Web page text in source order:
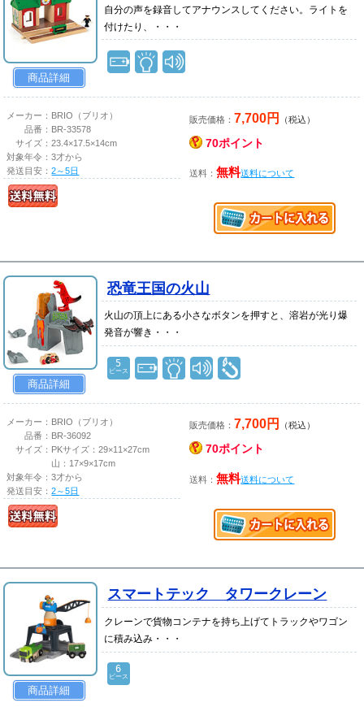
商品詳細
自分の声を録音してアナウンスしてください。ライトを
付けたり、・・・
メーカー： BRIO（ブリオ）
品番： BR-33578
サイズ：23.4×17.5×14cm
対象年令：3才から
発送目安：2～5日
販売価格： 7,700円 （税込）
70ポイント
送料：無料送料について
商品詳細
恐竜王国の火山
火山の頂上にある小さなボタンを押すと、溶岩が光り爆
発音が響き・・・
5
ピース
メーカー： BRIO（ブリオ）
品番： BR-36092
サイズ： PKサイズ：29×11×27cm
山：17×9×17cm
対象年令：3才から
発送目安：2～5日
販売価格： 7,700円 （税込）
70ポイント
送料：無料送料について
商品詳細
スマートテック タワークレーン
クレーンで貨物コンテナを持ち上げてトラックやワゴン
に積み込み・・・
6
ピース